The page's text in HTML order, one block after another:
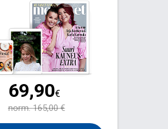
69,90€
norm.165,00 €